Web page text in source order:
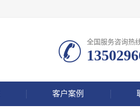
全国服务咨询热
客户案例